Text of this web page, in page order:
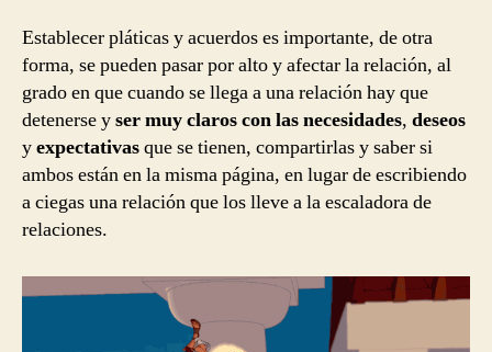
Establecer pláticas y acuerdos es importante, de otra
forma, se pueden pasar por alto y afectar la relación, al
grado en que cuando se llega a una relación hay que
detenerse yser muy claros con las necesidades, deseos
yexpectativasque se tienen, compartirlas y saber si
ambos están en la misma página, en lugar de escribiendo
a ciegas una relación que los lleve a la escaladora de
relaciones.